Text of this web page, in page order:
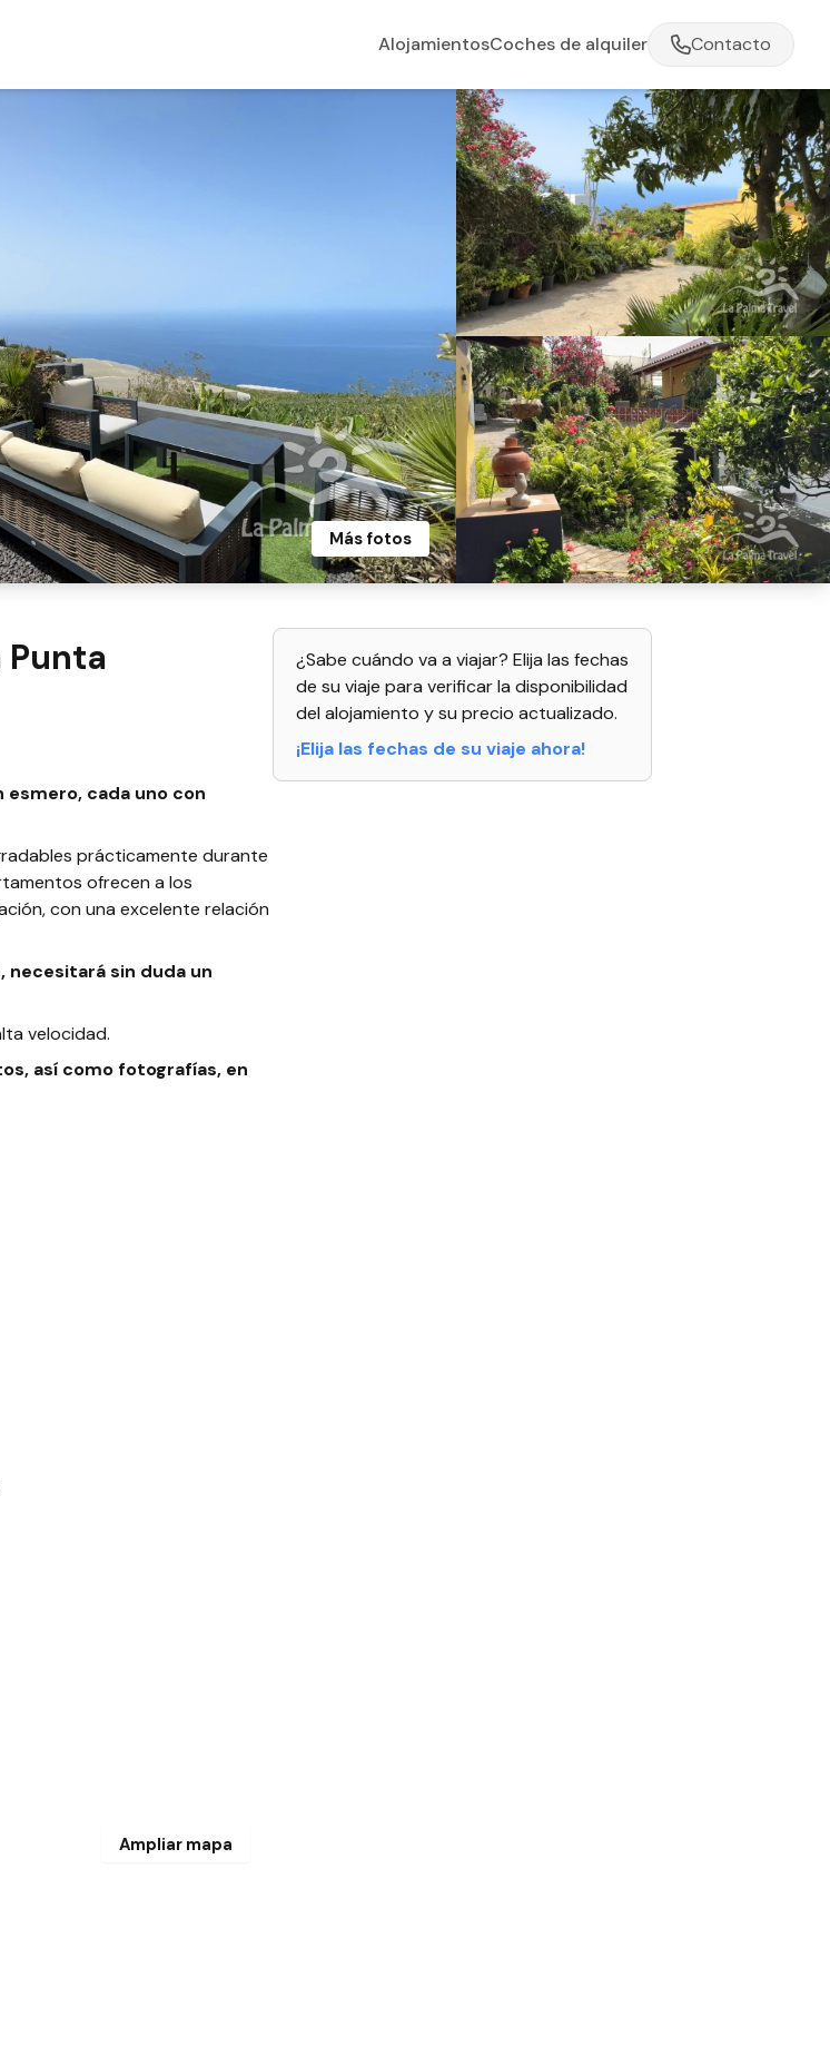
Más fotos
Punta
cada uno con
prácticamente durante
ofrecen a los
con una excelente relación
necesitará sin duda un
velocidad.
así como fotografías, en
Ampliar mapa
¿Sabe cuándo va a viajar? Elija las fechas
de su viaje para verificar la disponibilidad
del alojamiento y su precio actualizado.
¡Elija las fechas de su viaje ahora!
AlojamientosCoches de alquiler Contacto